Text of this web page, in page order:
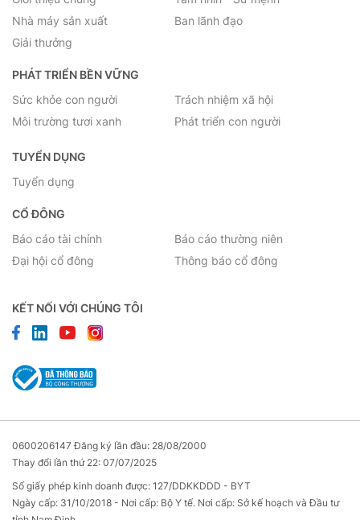
KẾT NỐI VỚI CHÚNG TÔI
Nhà máy sản xuất
Ban lãnh đạo
Giải thưởng
PHÁT TRIỂN BỀN VỮNG
Sức khỏe con người
Trách nhiệm xã hội
Môi trường tươi xanh
Phát triển con người
TUYỂN DỤNG
Tuyển dụng
CỔ ĐÔNG
Báo cáo tài chính
Báo cáo thường niên
Đại hội cổ đông
Thông báo cổ đông
0600206147 Đăng ký lần đầu: 28/08/2000
Thay đổi lần thứ 22: 07/07/2025
Số giấy phép kinh doanh được: 127/DDKKDDD - BYT
Ngày cấp: 31/10/2018 - Nơi cấp: Bộ Y tế. Nơi cấp: Sở kế hoạch và Đầu tư